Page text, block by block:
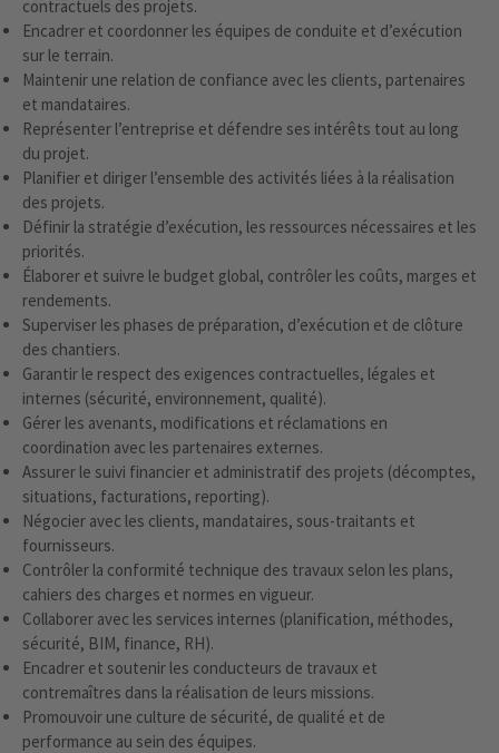
contractuels des projets.
Encadrer et coordonner les équipes de conduite et d’exécution
sur le terrain.
Maintenir une relation de confiance avec les clients, partenaires
et mandataires.
Représenter l’entreprise et défendre ses intérêts tout au long
du projet.
Planifier et diriger l’ensemble des activités liées à la réalisation
des projets.
Définir la stratégie d’exécution, les ressources nécessaires et les
priorités.
Élaborer et suivre le budget global, contrôler les coûts, marges et
rendements.
Superviser les phases de préparation, d’exécution et de clôture
des chantiers.
Garantir le respect des exigences contractuelles, légales et
internes (sécurité, environnement, qualité).
Gérer les avenants, modifications et réclamations en
coordination avec les partenaires externes.
Assurer le suivi financier et administratif des projets (décomptes,
situations, facturations, reporting).
Négocier avec les clients, mandataires, sous-traitants et
fournisseurs.
Contrôler la conformité technique des travaux selon les plans,
cahiers des charges et normes en vigueur.
Collaborer avec les services internes (planification, méthodes,
sécurité, BIM, finance, RH).
Encadrer et soutenir les conducteurs de travaux et
contremaîtres dans la réalisation de leurs missions.
Promouvoir une culture de sécurité, de qualité et de
performance au sein des équipes.